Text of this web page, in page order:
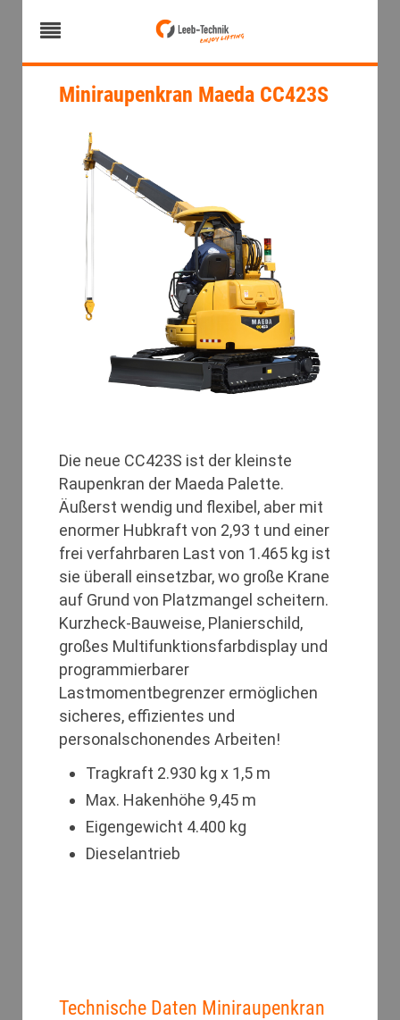
Miniraupenkran Maeda CC423S
Die neue CC423S ist der kleinste
Raupenkran der Maeda Palette.
Äußerst wendig und flexibel, aber mit
enormer Hubkraft von 2,93 t und einer
frei verfahrbaren Last von 1.465 kg ist
sie überall einsetzbar, wo große Krane
auf Grund von Platzmangel scheitern.
Kurzheck-Bauweise, Planierschild,
großes Multifunktionsfarbdisplay und
programmierbarer
Lastmomentbegrenzer ermöglichen
sicheres, effizientes und
personalschonendes Arbeiten!
Tragkraft 2.930 kg x 1,5 m
Max. Hakenhöhe 9,45 m
Eigengewicht 4.400 kg
Dieselantrieb
Technische Daten Miniraupenkran